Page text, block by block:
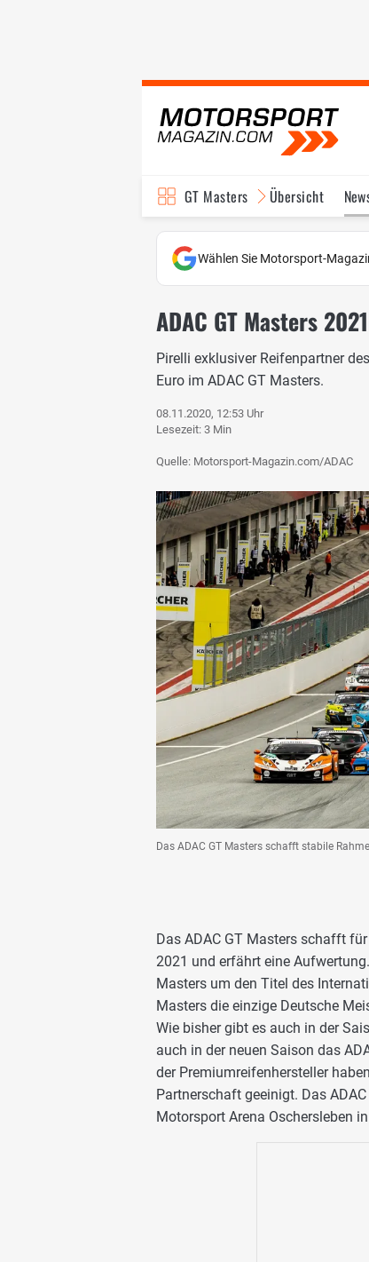
GT Masters Übersicht
Wählen Sie Motorsport-
ADAC GT Masters
Pirelli exklusiver Reifenpartner
Euro im ADAC GT Masters.
08.11.2020, 12:53 Uhr
Lesezeit: 3 Min
Quelle: Motorsport-Magazin.com/ADAC
Das ADAC GT Masters schafft stabile
Das ADAC GT Masters schafft
2021 und erfährt eine
Masters um den Titel des
Masters die einzige Deutsche
Wie bisher gibt es auch in der
auch in der neuen Saison das
der Premiumreifenhersteller
Partnerschaft geeinigt. Das
Motorsport Arena Oschersleben